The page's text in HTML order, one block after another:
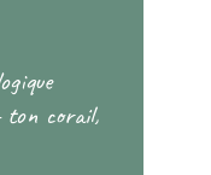
ton corail,